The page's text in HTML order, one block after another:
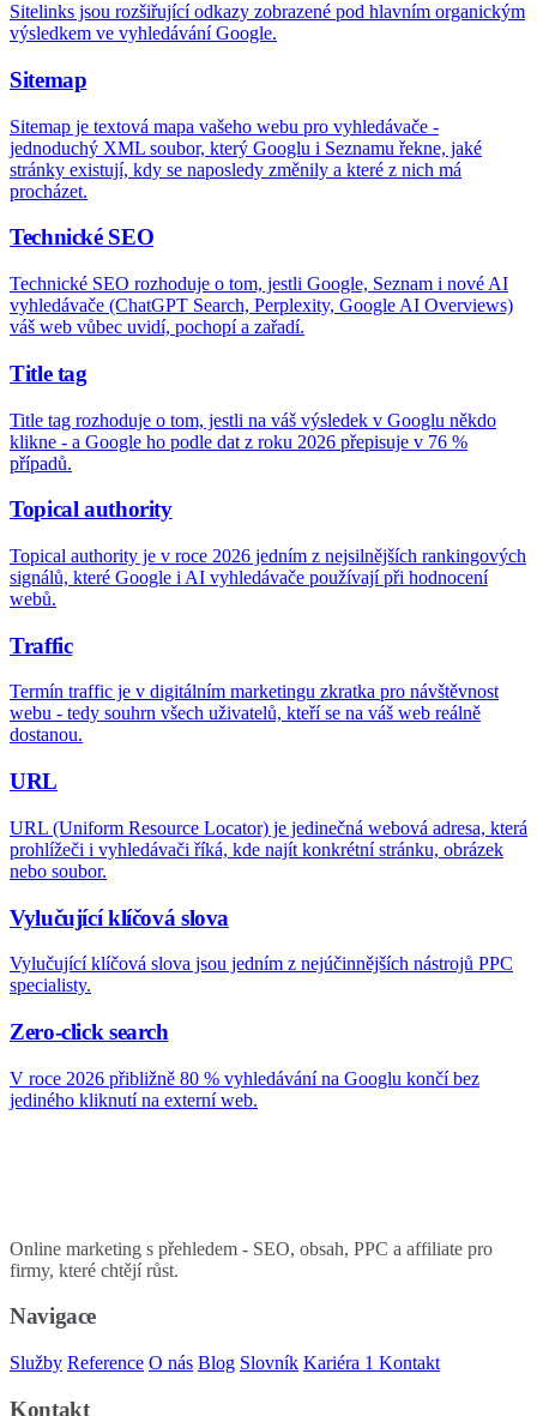
Sitelinks jsou rozšiřující odkazy zobrazené pod hlavním organickým
výsledkem ve vyhledávání Google.
Sitemap
Sitemap je textová mapa vašeho webu pro vyhledávače -
jednoduchý XML soubor, který Googlu i Seznamu řekne, jaké
stránky existují, kdy se naposledy změnily a které z nich má
procházet.
Technické SEO
Technické SEO rozhoduje o tom, jestli Google, Seznam i nové AI
vyhledávače (ChatGPT Search, Perplexity, Google AI Overviews)
váš web vůbec uvidí, pochopí a zařadí.
Title tag
Title tag rozhoduje o tom, jestli na váš výsledek v Googlu někdo
klikne - a Google ho podle dat z roku 2026 přepisuje v 76 %
případů.
Topical authority
Topical authority je v roce 2026 jedním z nejsilnějších rankingových
signálů, které Google i AI vyhledávače používají při hodnocení
webů.
Traffic
Termín traffic je v digitálním marketingu zkratka pro návštěvnost
webu - tedy souhrn všech uživatelů, kteří se na váš web reálně
dostanou.
URL
URL (Uniform Resource Locator) je jedinečná webová adresa, která
prohlížeči i vyhledávači říká, kde najít konkrétní stránku, obrázek
nebo soubor.
Vylučující klíčová slova
Vylučující klíčová slova jsou jedním z nejúčinnějších nástrojů PPC
specialisty.
Zero-click search
V roce 2026 přibližně 80 % vyhledávání na Googlu končí bez
jediného kliknutí na externí web.
Online marketing s přehledem - SEO, obsah, PPC a affiliate pro
firmy, které chtějí růst.
Navigace
Služby Reference O nás Blog Slovník Kariéra 1 Kontakt
Kontakt